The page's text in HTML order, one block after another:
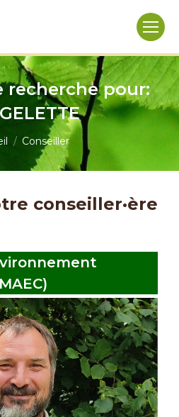
recherche pour:
ici :
Conseiller
conseiller·ère